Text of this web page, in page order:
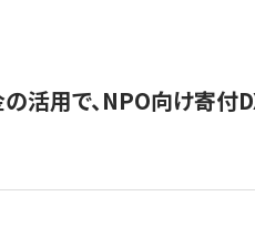
の活用で、NPO向け寄